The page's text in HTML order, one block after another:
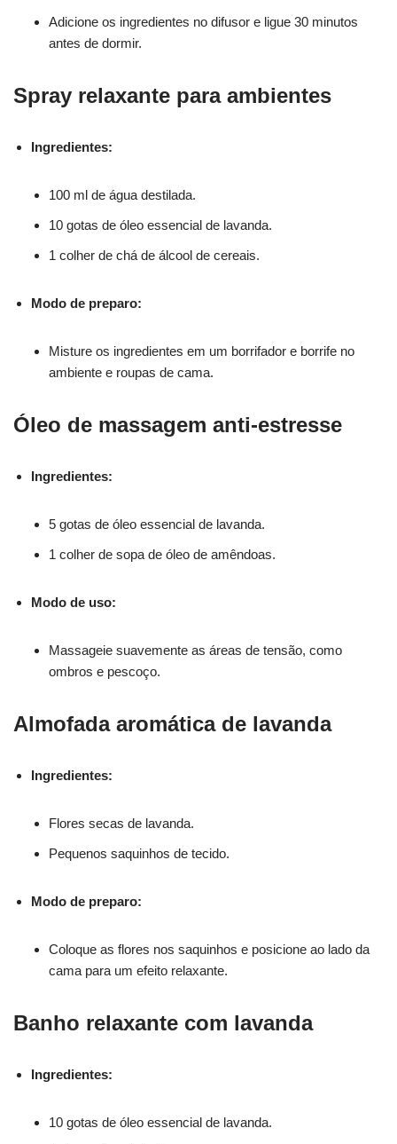
Adicione os ingredientes no difusor e ligue 30 minutos
antes de dormir.
Spray relaxante para ambientes
Ingredientes:
100 ml de água destilada.
10 gotas de óleo essencial de lavanda.
1 colher de chá de álcool de cereais.
Modo de preparo:
Misture os ingredientes em um borrifador e borrife no
ambiente e roupas de cama.
Óleo de massagem anti-estresse
Ingredientes:
5 gotas de óleo essencial de lavanda.
1 colher de sopa de óleo de amêndoas.
Modo de uso:
Massageie suavemente as áreas de tensão, como
ombros e pescoço.
Almofada aromática de lavanda
Ingredientes:
Flores secas de lavanda.
Pequenos saquinhos de tecido.
Modo de preparo:
Coloque as flores nos saquinhos e posicione ao lado da
cama para um efeito relaxante.
Banho relaxante com lavanda
Ingredientes:
10 gotas de óleo essencial de lavanda.